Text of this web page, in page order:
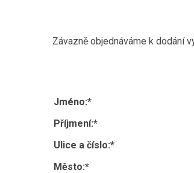
Závazně objednáváme k dodání
Jméno:*
Příjmení:*
Ulice a číslo:*
Město:*